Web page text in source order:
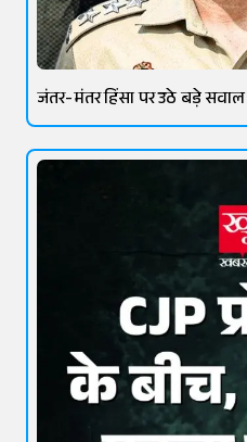
जंतर-मंतर हिंसा पर उठे बड़े सवाल